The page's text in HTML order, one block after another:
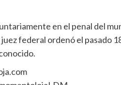
en el penal del
federal ordenó el pasado